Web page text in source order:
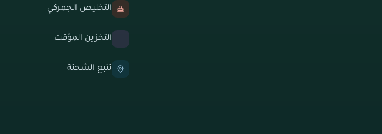
التخليص الجمركي
التخزين المؤقت
تتبع الشحنة